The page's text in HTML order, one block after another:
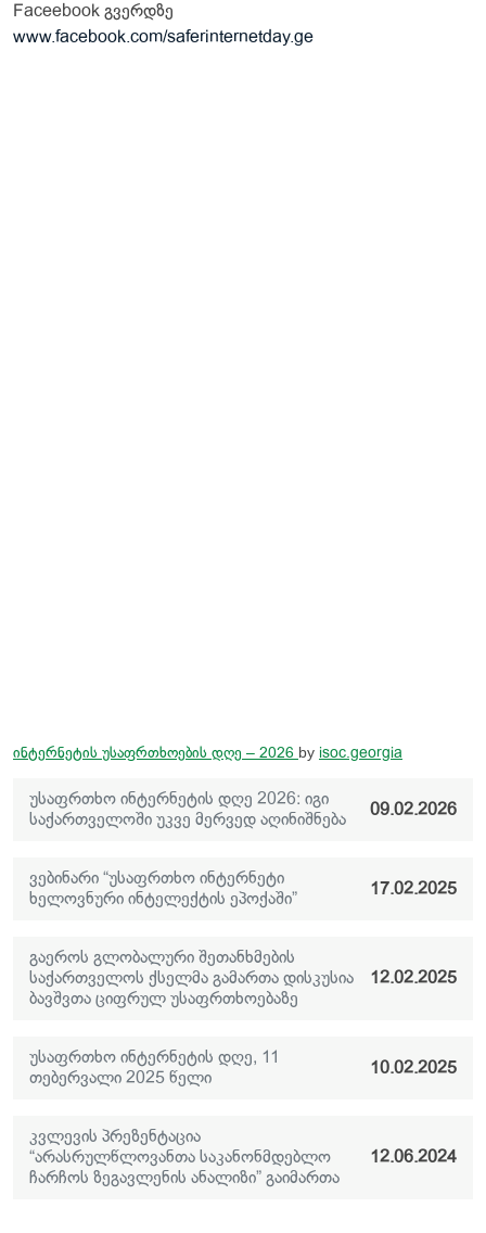
Faceebook გვერდზე
www.facebook.com/saferinternetday.ge
ინტერნეტის უსაფრთხოების დღე – 2026 by isoc.georgia
უსაფრთხო ინტერნეტის დღე 2026: იგი
საქართველოში უკვე მერვედ აღინიშნება
09.02.2026
ვებინარი “უსაფრთხო ინტერნეტი
ხელოვნური ინტელექტის ეპოქაში”
17.02.2025
გაეროს გლობალური შეთანხმების
საქართველოს ქსელმა გამართა დისკუსია
ბავშვთა ციფრულ უსაფრთხოებაზე
12.02.2025
უსაფრთხო ინტერნეტის დღე, 11
თებერვალი 2025 წელი
10.02.2025
კვლევის პრეზენტაცია
“არასრულწლოვანთა საკანონმდებლო
ჩარჩოს ზეგავლენის ანალიზი” გაიმართა
12.06.2024